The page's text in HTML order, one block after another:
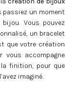
passiez un moment
Vous pouvez
un bracelet
que votre création
vous accompagne
finition, pour que
imaginé.